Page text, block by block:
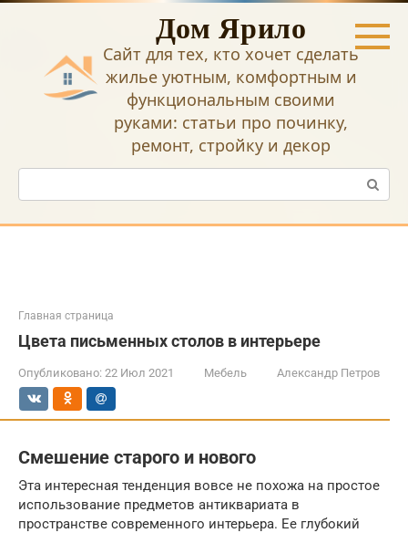
Перейти
Дом Ярило
Сайт для тех, кто хочет сделать
жилье уютным, комфортным и
функциональным своими
руками: статьи про починку,
ремонт, стройку и декор
Поиск:
Главная страница
Цвета письменных столов в интерьере
Опубликовано: 22 Июл 2021 Мебель Александр Петров
Смешение старого и нового
Эта интересная тенденция вовсе не похожа на простое
использование предметов антиквариата в
пространстве современного интерьера. Ее глубокий